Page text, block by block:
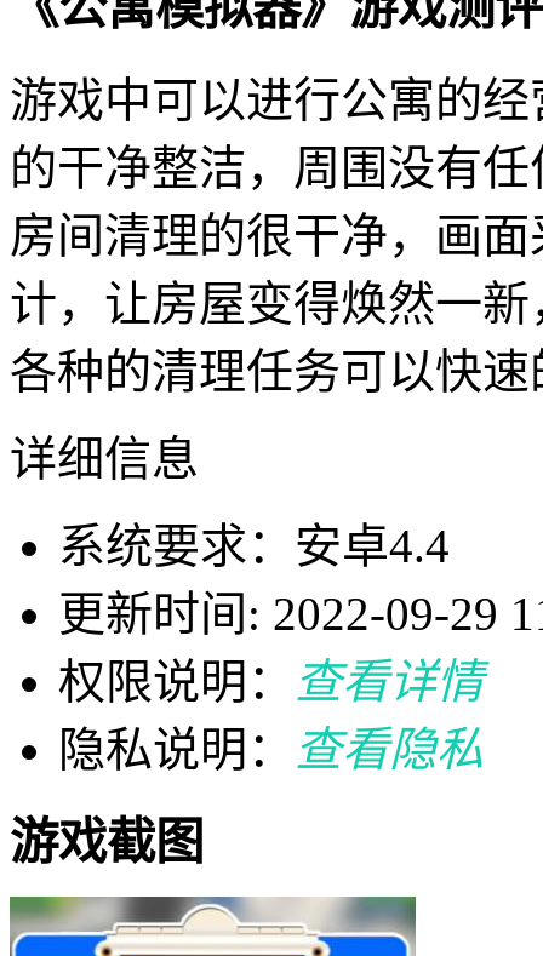
游戏中可以进行公寓的
的干净整洁，周围没有
房间清理的很干净，画
计，让房屋变得焕然一
各种的清理任务可以快
详细信息
系统要求：安卓4.4
更新时间: 2022-09-29
权限说明：
查看详情
隐私说明：
查看隐私
游戏截图